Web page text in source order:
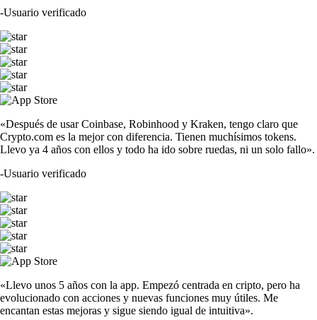
-Usuario verificado
«Después de usar Coinbase, Robinhood y Kraken, tengo claro que
Crypto.com es la mejor con diferencia. Tienen muchísimos tokens.
Llevo ya 4 años con ellos y todo ha ido sobre ruedas, ni un solo fallo».
-Usuario verificado
«Llevo unos 5 años con la app. Empezó centrada en cripto, pero ha
evolucionado con acciones y nuevas funciones muy útiles. Me
encantan estas mejoras y sigue siendo igual de intuitiva».